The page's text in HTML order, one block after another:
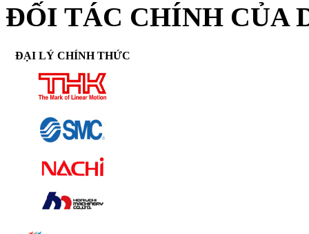
ĐỐI TÁC CHÍNH CỦA
ĐẠI LÝ CHÍNH THỨC